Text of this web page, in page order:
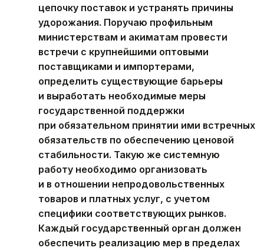
цепочку поставок и устранять причины
удорожания. Поручаю профильным
министерствам и акиматам провести
встречи с крупнейшими оптовыми
поставщиками и импортерами,
определить существующие барьеры
и выработать необходимые меры
государственной поддержки
при обязательном принятии ими встречных
обязательств по обеспечению ценовой
стабильности. Такую же системную
работу необходимо организовать
и в отношении непродовольственных
товаров и платных услуг, с учетом
специфики соответствующих рынков.
Каждый государственный орган должен
обеспечить реализацию мер в пределах